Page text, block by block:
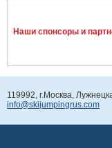
Наши спонcоры и
119992, г.Москва,
info@skijumpingrus.com